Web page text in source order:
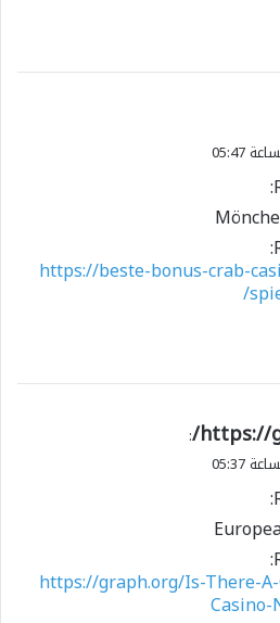
https://beste-bonus-crab-
https://
:
https://graph.org/Is-There-
Casino-